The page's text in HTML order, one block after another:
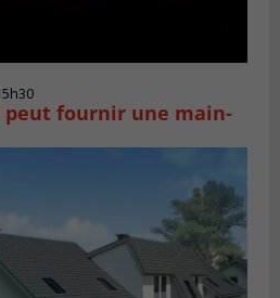
peut fournir une main-